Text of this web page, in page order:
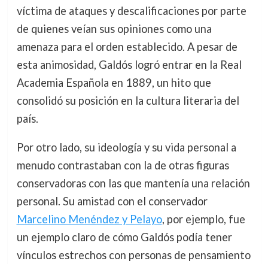
víctima de ataques y descalificaciones por parte
de quienes veían sus opiniones como una
amenaza para el orden establecido. A pesar de
esta animosidad, Galdós logró entrar en la Real
Academia Española en 1889, un hito que
consolidó su posición en la cultura literaria del
país.
Por otro lado, su ideología y su vida personal a
menudo contrastaban con la de otras figuras
conservadoras con las que mantenía una relación
personal. Su amistad con el conservador
Marcelino Menéndez y Pelayo, por ejemplo, fue
un ejemplo claro de cómo Galdós podía tener
vínculos estrechos con personas de pensamiento